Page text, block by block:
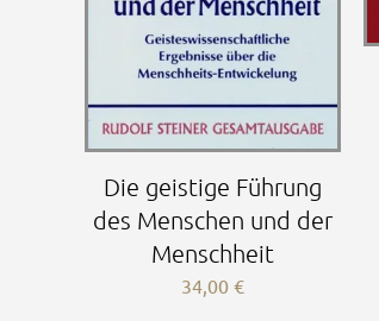
Die geistige Führung
des Menschen und der
Menschheit
34,00€